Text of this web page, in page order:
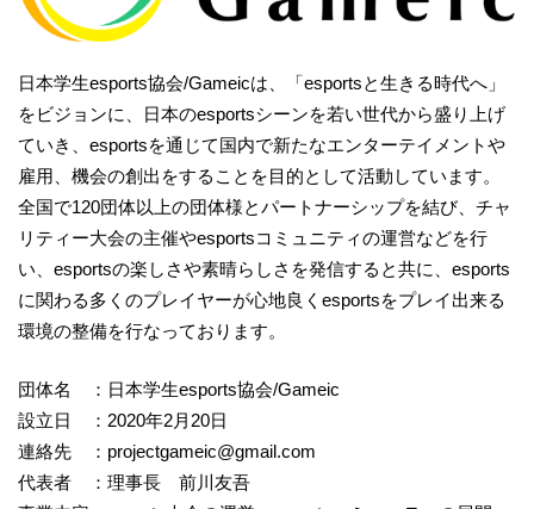
日本学生esports協会/Gameicは、「esportsと生きる時代へ」
をビジョンに、日本のesportsシーンを若い世代から盛り上げ
ていき、esportsを通じて国内で新たなエンターテイメントや
雇用、機会の創出をすることを目的として活動しています。
全国で120団体以上の団体様とパートナーシップを結び、チャ
リティー大会の主催やesportsコミュニティの運営などを行
い、esportsの楽しさや素晴らしさを発信すると共に、esports
に関わる多くのプレイヤーが心地良くesportsをプレイ出来る
環境の整備を行なっております。
団体名 ：日本学生esports協会/Gameic
設立日 ：2020年2月20日
連絡先 ：projectgameic@gmail.com
代表者 ：理事長 前川友吾